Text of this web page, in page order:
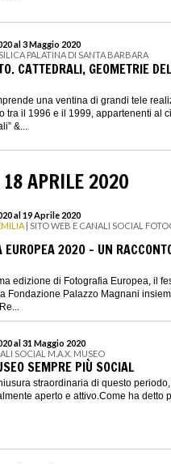
al 3 Maggio 2020
PALATINA DI SANTA BARBARA
CATTEDRALI, GEOMETRIE
una ventina di grandi tele
tra il 1996 e il 1999, appartenenti al
&...
18 APRILE 2020
al 19 Aprile 2020
| SITO WEB E CANALI SOCIAL
EUROPEA 2020 - UN
edizione di Fotografia Europea, il
Fondazione Palazzo Magnani
al 31 Maggio 2020
SOCIAL M.A.X. MUSEO
SEMPRE PIÙ SOCIAL
straordinaria di questo
aperto e attivo.Come ha detto